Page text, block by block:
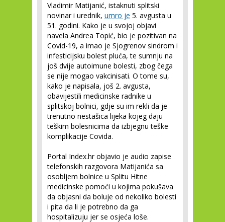
Vladimir Matijanić, istaknuti splitski
novinar i urednik, umro je 5. avgusta u
51. godini. Kako je u svojoj objavi
navela Andrea Topić, bio je pozitivan na
Covid-19, a imao je Sjogrenov sindrom i
infesticijsku bolest pluća, te sumnju na
još dvije autoimune bolesti, zbog čega
se nije mogao vakcinisati. O tome su,
kako je napisala, još 2. avgusta,
obavijestili medicinske radnike u
splitskoj bolnici, gdje su im rekli da je
trenutno nestašica lijeka kojeg daju
teškim bolesnicima da izbjegnu teške
komplikacije Covida.
Portal Index.hr objavio je audio zapise
telefonskih razgovora Matijanića sa
osobljem bolnice u Splitu Hitne
medicinske pomoći u kojima pokušava
da objasni da boluje od nekoliko bolesti
i pita da li je potrebno da ga
hospitalizuju jer se osjeća loše.